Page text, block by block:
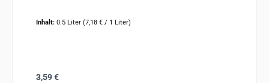
Inhalt: 0.5 Liter (7,18 € / 1 Liter)
Regulärer Preis:
3,59 €